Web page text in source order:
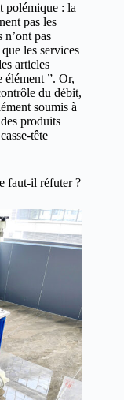
polémique : la
pas les
n’ont pas
les services
articles
élément ”. Or,
du débit,
soumis à
produits
tête
faut-il réfuter ?